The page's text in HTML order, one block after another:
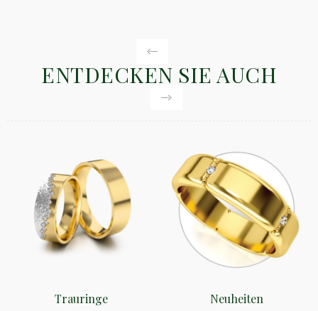
ENTDECKEN SIE AUCH
Trauringe Neuheiten